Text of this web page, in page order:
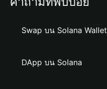
Swap บน Solana Wallet
DApp บน Solana